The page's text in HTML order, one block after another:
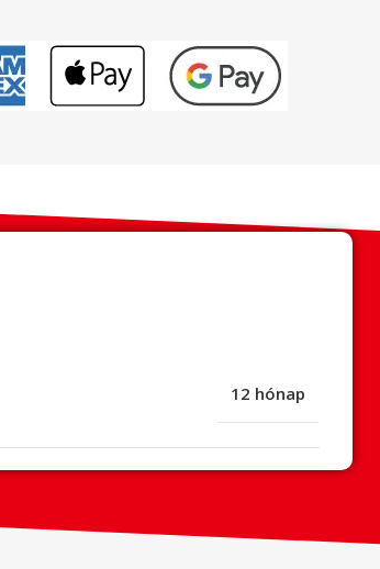
12 hónap